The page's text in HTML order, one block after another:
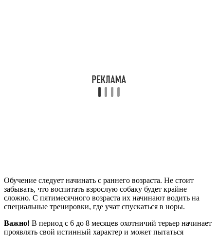
Обучение следует начинать с раннего возраста. Не стоит
забывать, что воспитать взрослую собаку будет крайне
сложно. С пятимесячного возраста их начинают водить на
специальные тренировки, где учат спускаться в норы.
Важно! В период с 6 до 8 месяцев охотничий терьер начинает
проявлять свой истинный характер и может пытаться